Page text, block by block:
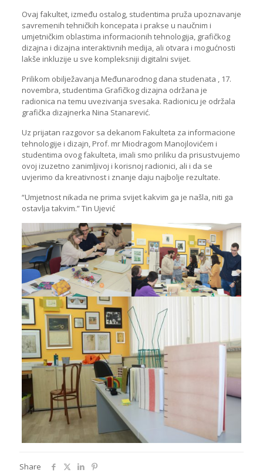
Ovaj fakultet, između ostalog, studentima pruža upoznavanje
savremenih tehničkih koncepata i prakse u naučnim i
umjetničkim oblastima informacionih tehnologija, grafičkog
dizajna i dizajna interaktivnih medija, ali otvara i mogućnosti
lakše inkluzije u sve kompleksniji digitalni svijet.
Prilikom obilježavanja Međunarodnog dana studenata , 17.
novembra, studentima Grafičkog dizajna održana je
radionica na temu uvezivanja svesaka. Radionicu je održala
grafička dizajnerka Nina Stanarević.
Uz prijatan razgovor sa dekanom Fakulteta za informacione
tehnologije i dizajn, Prof. mr Miodragom Manojlovićem i
studentima ovog fakulteta, imali smo priliku da prisustvujemo
ovoj izuzetno zanimljivoj i korisnoj radionici, ali i da se
uvjerimo da kreativnost i znanje daju najbolje rezultate.
“Umjetnost nikada ne prima svijet kakvim ga je našla, niti ga
ostavlja takvim.” Tin Ujević
Share